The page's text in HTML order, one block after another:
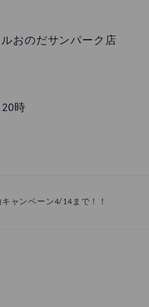
おのだサンパーク店
時
キャンペーン4/14まで！！